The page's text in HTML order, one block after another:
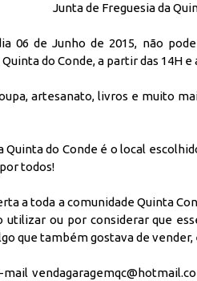
Junta de Freguesia da
06 de Junho de 2015, não
Quinta do Conde, a partir das 14H
artesanato, livros e muito
Quinta do Conde é o local
todos!
a toda a comunidade Quinta
utilizar ou por considerar que
que também gostava de